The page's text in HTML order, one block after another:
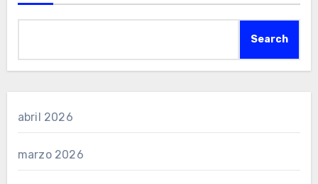
Search
abril 2026
marzo 2026